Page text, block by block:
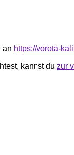
an https://vorota-
kannst du zur